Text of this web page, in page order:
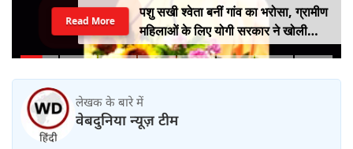
पशु सखी श्वेता बनीं गांव का भरोसा, ग्रामीण
महिलाओं के लिए योगी सरकार ने खोली
आत्मनिर्भरता की राह
Read More
लेखक के बारे में
वेबदुनिया न्यूज़ टीम